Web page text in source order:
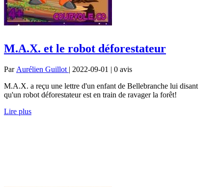
M.A.X. et le robot déforestateur
Par Aurélien Guillot | 2022-09-01 | 0 avis
M.A.X. a reçu une lettre d'un enfant de Bellebranche lui disant
qu'un robot déforestateur est en train de ravager la forêt!
Lire plus